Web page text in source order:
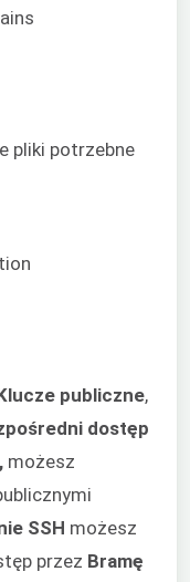
pliki potrzebne
publiczne,
dostęp
możesz
SSH możesz
przez Bramę